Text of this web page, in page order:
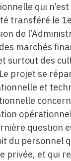
qui
transféré le
de
marchés
surtout des
projet se
et
question
du personnel
privée, et qui